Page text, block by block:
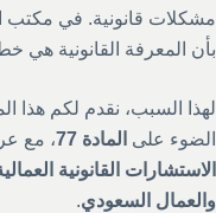
مشكلات قانونية. في مكتب
بأن المعرفة القانونية هي
لهذا السبب، نقدم لكم هذا
الضوء على المادة 77
، مع
الاستشارات القانونية
والعمال السعودي.